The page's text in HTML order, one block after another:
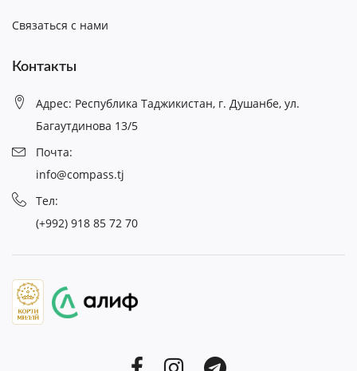
Связаться с нами
Контакты
Адрес: Республика Таджикистан, г. Душанбе, ул.
Багаутдинова 13/5
Почта:
info@compass.tj
Тел:
(+992) 918 85 72 70